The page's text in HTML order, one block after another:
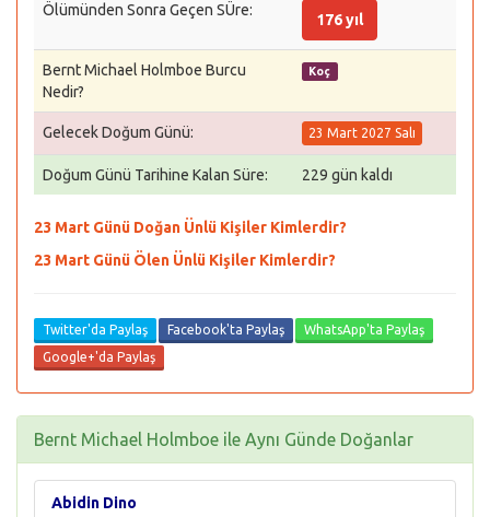
Ölümünden Sonra Geçen SÜre:
176 yıl
Bernt Michael Holmboe Burcu
Nedir?
Koç
Gelecek Doğum Günü: 23 Mart 2027 Salı
Doğum Günü Tarihine Kalan Süre: 229 gün kaldı
23 Mart Günü Doğan Ünlü Kişiler Kimlerdir?
23 Mart Günü Ölen Ünlü Kişiler Kimlerdir?
Twitter'da Paylaş Facebook'ta Paylaş
WhatsApp'ta Paylaş
Google+'da Paylaş
Bernt Michael Holmboe ile Aynı Günde Doğanlar
Abidin Dino